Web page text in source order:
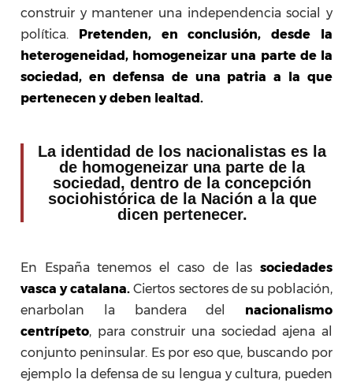
construir y mantener una independencia social y
política.
Pretenden, en conclusión, desde la
heterogeneidad, homogeneizar una parte de la
sociedad, en defensa de una patria a la que
pertenecen y deben lealtad.
La identidad de los nacionalistas es la
de homogeneizar una parte de la
sociedad, dentro de la concepción
sociohistórica de la Nación a la que
dicen pertenecer.
En España tenemos el caso de las sociedades
vasca y catalana. Ciertos sectores de su población,
enarbolan la bandera del nacionalismo
centrípeto, para construir una sociedad ajena al
conjunto peninsular. Es por eso que, buscando por
ejemplo la defensa de su lengua y cultura, pueden